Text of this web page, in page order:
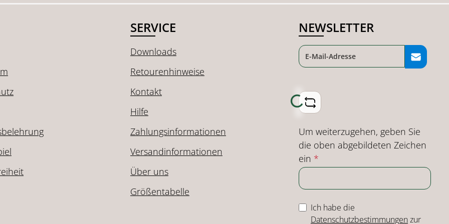
SERVICE
Downloads
Retourenhinweise
Kontakt
Hilfe
Zahlungsinformationen
Versandinformationen
Über uns
Größentabelle
NEWSLETTER
Loading...
Um weiterzugehen, geben Sie
die oben abgebildeten Zeichen
ein *
Ich habe die
Datenschutzbestimmungenzur